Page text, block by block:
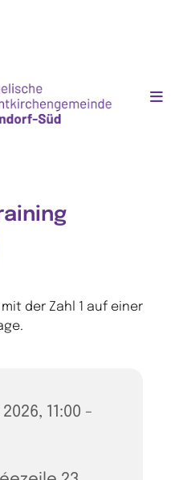
11:00 -